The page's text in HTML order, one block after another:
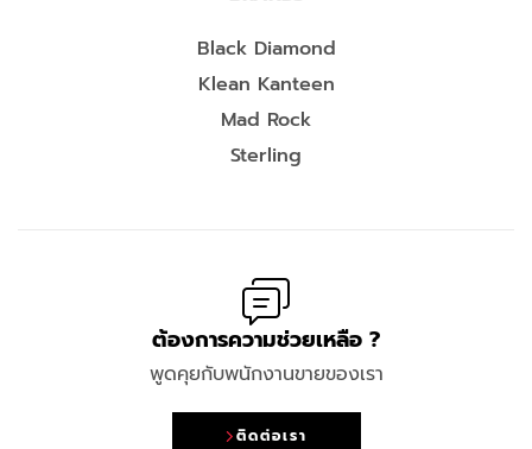
Black Diamond
Klean Kanteen
Mad Rock
Sterling
ต้องการความช่วยเหลือ ?
พูดคุยกับพนักงานขายของเรา
ติดต่อเรา